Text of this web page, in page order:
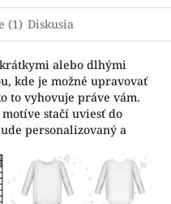
(1) Diskusia
alebo dlhými
kde je možné upravovať
to vyhovuje práve vám.
stačí uviesť do
personalizovaný a